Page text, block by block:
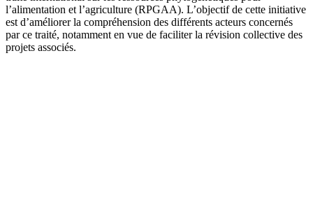
l’alimentation et l’agriculture (RPGAA). L’objectif de cette initiative
est d’améliorer la compréhension des différents acteurs concernés
par ce traité, notamment en vue de faciliter la révision collective des
projets associés.